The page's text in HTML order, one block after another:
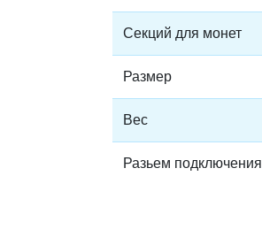
Секций для монет
Размер
Вес
Разьем подключения